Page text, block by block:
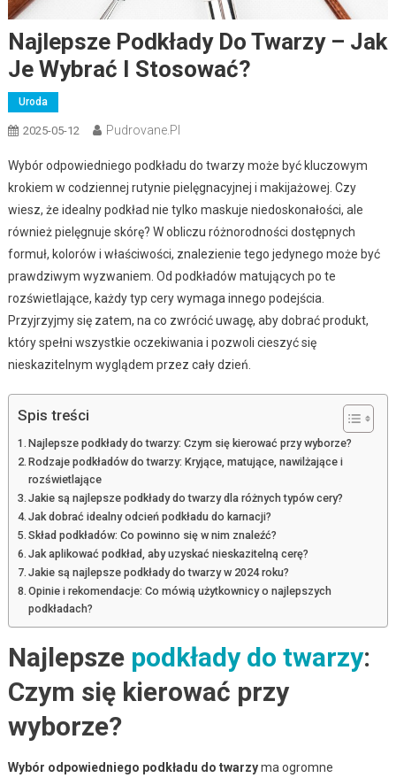
Najlepsze Podkłady Do Twarzy – Jak
Je Wybrać I Stosować?
Uroda
2025-05-12 Pudrovane.pl
Wybór odpowiedniego podkładu do twarzy może być kluczowym
krokiem w codziennej rutynie pielęgnacyjnej i makijażowej. Czy
wiesz, że idealny podkład nie tylko maskuje niedoskonałości, ale
również pielęgnuje skórę? W obliczu różnorodności dostępnych
formuł, kolorów i właściwości, znalezienie tego jedynego może być
prawdziwym wyzwaniem. Od podkładów matujących po te
rozświetlające, każdy typ cery wymaga innego podejścia.
Przyjrzyjmy się zatem, na co zwrócić uwagę, aby dobrać produkt,
który spełni wszystkie oczekiwania i pozwoli cieszyć się
nieskazitelnym wyglądem przez cały dzień.
Spis treści
Najlepsze podkłady do twarzy: Czym się kierować przy wyborze?
Rodzaje podkładów do twarzy: Kryjące, matujące, nawilżające i
rozświetlające
Jakie są najlepsze podkłady do twarzy dla różnych typów cery?
Jak dobrać idealny odcień podkładu do karnacji?
Skład podkładów: Co powinno się w nim znaleźć?
Jak aplikować podkład, aby uzyskać nieskazitelną cerę?
Jakie są najlepsze podkłady do twarzy w 2024 roku?
Opinie i rekomendacje: Co mówią użytkownicy o najlepszych
podkładach?
Najlepsze podkłady do twarzy:
Czym się kierować przy
wyborze?
Wybór odpowiedniego podkładu do twarzyma ogromne